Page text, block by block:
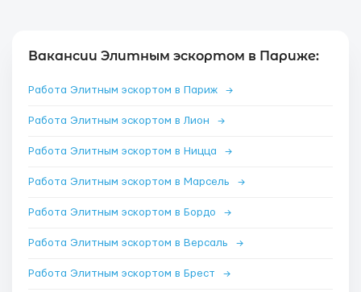
Вакансии Элитным эскортом в Париже:
Работа Элитным эскортом в Париж →
Работа Элитным эскортом в Лион →
Работа Элитным эскортом в Ницца →
Работа Элитным эскортом в Марсель →
Работа Элитным эскортом в Бордо →
Работа Элитным эскортом в Версаль →
Работа Элитным эскортом в Брест →